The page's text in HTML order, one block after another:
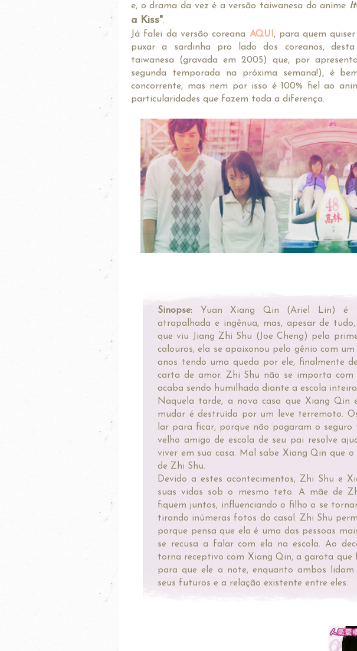
e, o drama da vez é a versão taiwanesa do anime
a Kiss".
Já falei da versão coreana AQUI , para quem
puxar a sardinha pro lado dos coreanos,
taiwanesa (gravada em 2005) que, por
segunda temporada na próxima semana!), é
concorrente, mas nem por isso é 100% fiel ao
particularidades que fazem toda a diferença.
Sinopse: Yuan Xiang Qin (Ariel Lin) é
atrapalhada e ingênua, mas, apesar de
que viu Jiang Zhi Shu (Joe Cheng) pela
calouros, ela se apaixonou pelo gênio com
anos tendo uma queda por ele, finalmente
carta de amor. Zhi Shu não se importa
acaba sendo humilhada diante a escola
Naquela tarde, a nova casa que Xiang Qin
mudar é destruída por um leve terremoto.
lar para ficar, porque não pagaram o seguro
velho amigo de escola de seu pai resolve
viver em sua casa. Mal sabe Xiang Qin que
de Zhi Shu.
Devido a estes acontecimentos, Zhi Shu e
suas vidas sob o mesmo teto. A mãe de
fiquem juntos, influenciando o filho a se
tirando inúmeras fotos do casal. Zhi Shu
porque pensa que ela é uma das pessoas
se recusa a falar com ela na escola. Ao
torna receptivo com Xiang Qin, a garota que
para que ele a note, enquanto ambos
seus futuros e a relação existente entre eles.